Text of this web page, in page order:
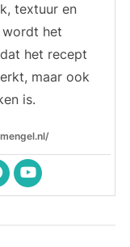
textuur en
het
het recept
maar ook
is.